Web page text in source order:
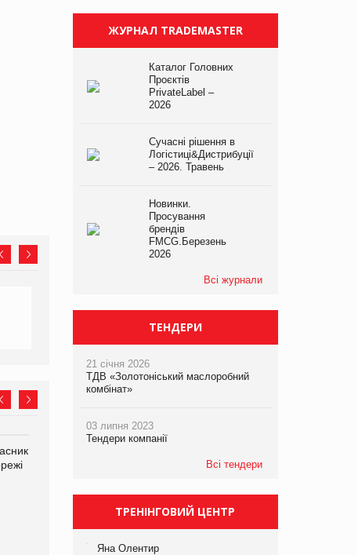
виробництва
компанії «УкраМарин»
ЖУРНАЛ TRADEMASTER
Каталог Головних
Проєктів
PrivateLabel –
2026
Сучасні рішення в
Логістиці&Дистрибуції
– 2026. Травень
Новинки.
Просування
брендів
FMCG.Березень
2026
Всі журнали
ТЕНДЕРИ
21 січня 2026
ТДВ «Золотоніський маслоробний
комбінат»
03 липня 2023
Тендери компанії
Всі тендери
ТРЕНІНГОВИЙ ЦЕНТР
Яна Олентир